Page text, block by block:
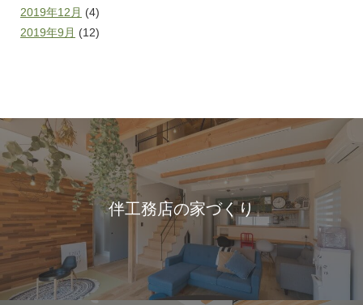
2019年12月 (4)
2019年9月 (12)
伴工務店の家づくり